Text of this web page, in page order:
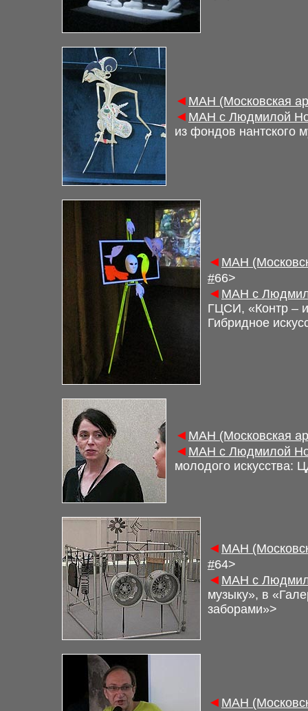
◄ МАН (Московская
◄ МАН с Людмилой
из фондов нантского
◄ МАН
#66>
◄ МАН с
ГЦСИ, «Контр –
Гибридное
◄ МАН (Московская
◄ МАН с Людмилой
молодого искусства:
◄ МАН
#64>
◄ МАН с
музыку», в
заборами»>
◄ МАН